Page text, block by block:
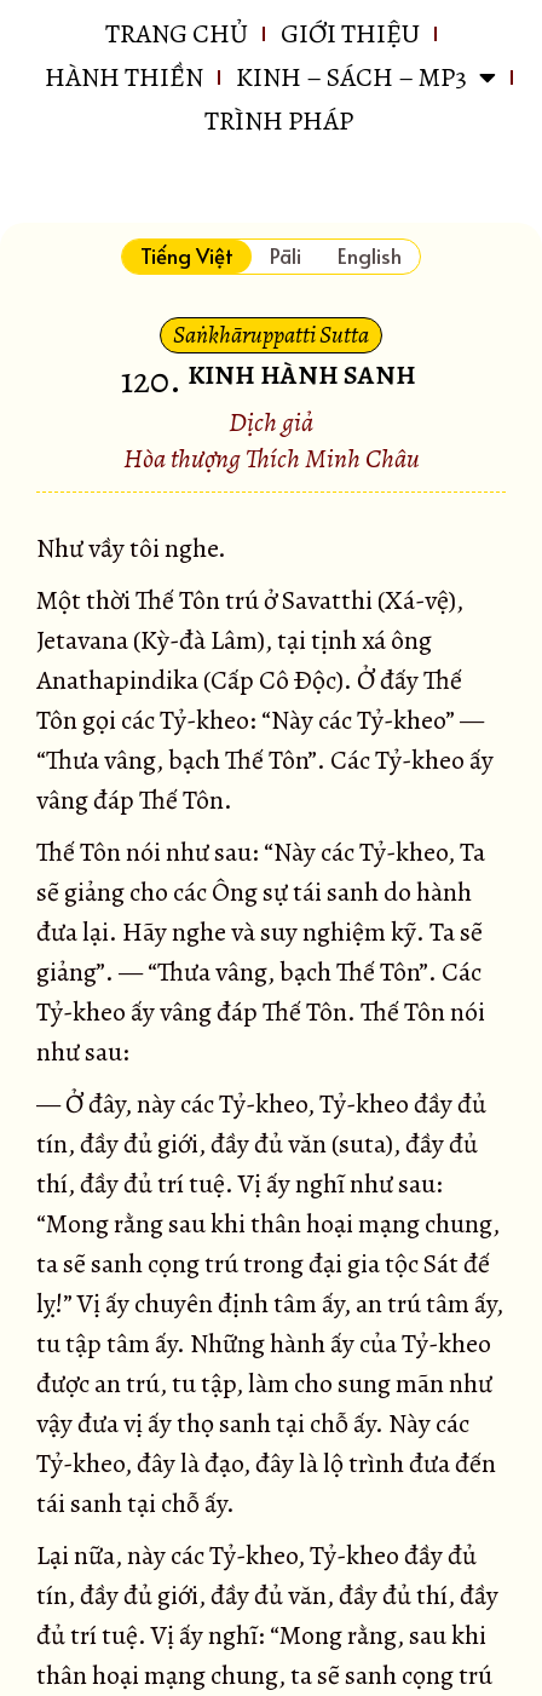
TRANG CHỦ
GIỚI THIỆU
HÀNH THIỀN
KINH – SÁCH – MP3
TRÌNH PHÁP
Tiếng Việt Pāli English
Saṅkhāruppatti Sutta
120. KINH HÀNH SANH
Dịch giả
Hòa thượng Thích Minh Châu
Như vầy tôi nghe.
Một thời Thế Tôn trú ở Savatthi (Xá-vệ),
Jetavana (Kỳ-đà Lâm), tại tịnh xá ông
Anathapindika (Cấp Cô Ðộc). Ở đấy Thế
Tôn gọi các Tỷ-kheo: “Này các Tỷ-kheo” —
“Thưa vâng, bạch Thế Tôn”. Các Tỷ-kheo ấy
vâng đáp Thế Tôn.
Thế Tôn nói như sau: “Này các Tỷ-kheo, Ta
sẽ giảng cho các Ông sự tái sanh do hành
đưa lại. Hãy nghe và suy nghiệm kỹ. Ta sẽ
giảng”. — “Thưa vâng, bạch Thế Tôn”. Các
Tỷ-kheo ấy vâng đáp Thế Tôn. Thế Tôn nói
như sau:
— Ở đây, này các Tỷ-kheo, Tỷ-kheo đầy đủ
tín, đầy đủ giới, đầy đủ văn (suta), đầy đủ
thí, đầy đủ trí tuệ. Vị ấy nghĩ như sau:
“Mong rằng sau khi thân hoại mạng chung,
ta sẽ sanh cọng trú trong đại gia tộc Sát đế
lỵ!” Vị ấy chuyên định tâm ấy, an trú tâm ấy,
tu tập tâm ấy. Những hành ấy của Tỷ-kheo
được an trú, tu tập, làm cho sung mãn như
vậy đưa vị ấy thọ sanh tại chỗ ấy. Này các
Tỷ-kheo, đây là đạo, đây là lộ trình đưa đến
tái sanh tại chỗ ấy.
Lại nữa, này các Tỷ-kheo, Tỷ-kheo đầy đủ
tín, đầy đủ giới, đầy đủ văn, đầy đủ thí, đầy
đủ trí tuệ. Vị ấy nghĩ: “Mong rằng, sau khi
thân hoại mạng chung, ta sẽ sanh cọng trú